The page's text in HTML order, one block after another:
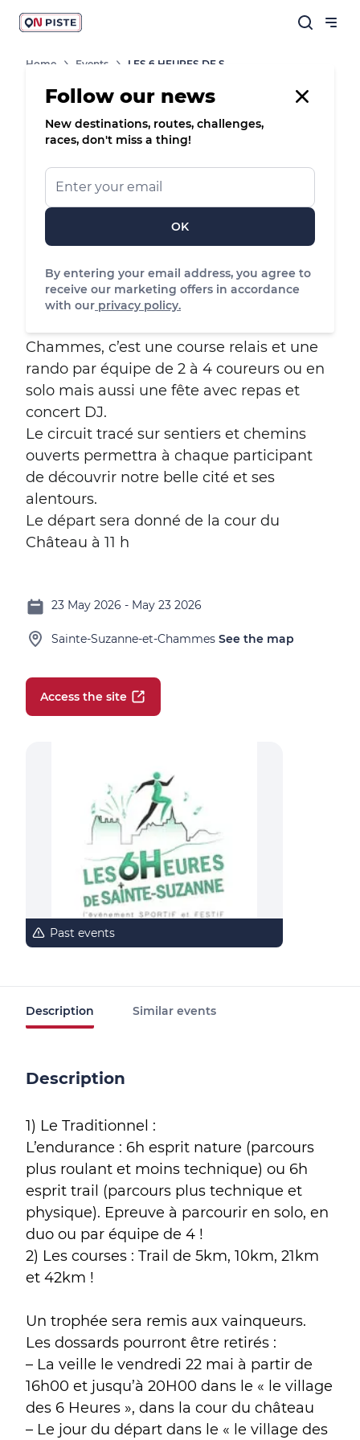
Follow our news
New destinations, routes, challenges,
races, don't miss a thing!
OK
By entering your email address, you agree to
receive our marketing offers in accordance
with our privacy policy.
Home Events
Trail Running Race
LES 6 HEURES DE SAINTE SUZANNE
Une manifestation sportive mais aussi
une journée festive avec animations,
Sainte‑Suzanne.
Chammes, c’est une course relais et une
rando par équipe de 2 à 4 coureurs ou en
solo mais aussi une fête avec repas et
concert DJ.
Le circuit tracé sur sentiers et chemins
ouverts permettra à chaque participant
de découvrir notre belle cité et ses
alentours.
Le départ sera donné de la cour du
Château à 11 h
23 May 2026 - May 23 2026
Sainte-Suzanne-et-Chammes See the map
Access the site
Past events
Description Similar events
Description
1) Le Traditionnel :
L’endurance : 6h esprit nature (parcours
plus roulant et moins technique) ou 6h
esprit trail (parcours plus technique et
physique). Epreuve à parcourir en solo, en
duo ou par équipe de 4 !
2) Les courses : Trail de 5km, 10km, 21km
et 42km !
Un trophée sera remis aux vainqueurs.
Les dossards pourront être retirés :
– La veille le vendredi 22 mai à partir de
16h00 et jusqu’à 20H00 dans le « le village
des 6 Heures », dans la cour du château
– Le jour du départ dans le « le village des